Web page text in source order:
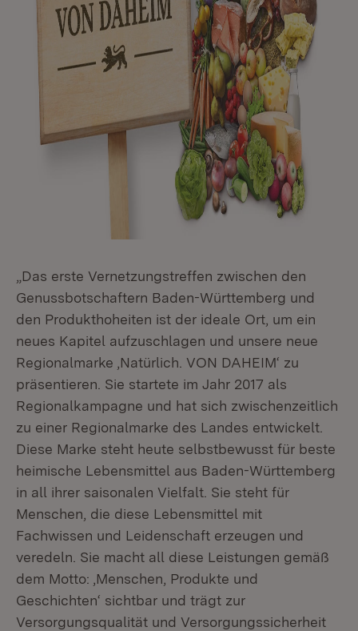
„Das erste Vernetzungstreffen zwischen den
Genussbotschaftern Baden-Württemberg und
den Produkthoheiten ist der ideale Ort, um ein
neues Kapitel aufzuschlagen und unsere neue
Regionalmarke ‚Natürlich. VON DAHEIM‘ zu
präsentieren. Sie startete im Jahr 2017 als
Regionalkampagne und hat sich zwischenzeitlich
zu einer Regionalmarke des Landes entwickelt.
Diese Marke steht heute selbstbewusst für beste
heimische Lebensmittel aus Baden-Württemberg
in all ihrer saisonalen Vielfalt. Sie steht für
Menschen, die diese Lebensmittel mit
Fachwissen und Leidenschaft erzeugen und
veredeln. Sie macht all diese Leistungen gemäß
dem Motto: ‚Menschen, Produkte und
Geschichten‘ sichtbar und trägt zur
Versorgungsqualität und Versorgungssicherheit